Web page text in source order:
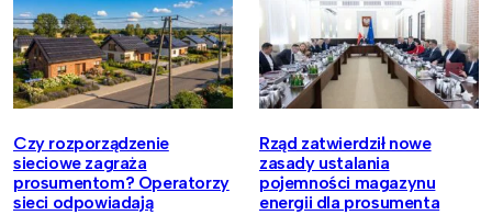
Czy rozporządzenie
sieciowe zagraża
prosumentom? Operatorzy
sieci odpowiadają
Rząd zatwierdził nowe
zasady ustalania
pojemności magazynu
energii dla prosumenta